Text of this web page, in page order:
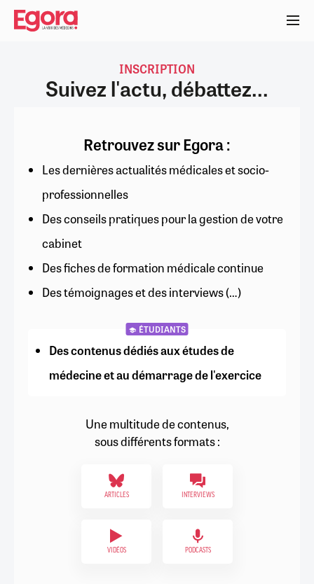
Aller
contenu
INSCRIPTION
Suivez l'actu, débattez...
Retrouvez sur Egora :
Les dernières actualités médicales et socio-
professionnelles
Des conseils pratiques pour la gestion de votre
cabinet
Des fiches de formation médicale continue
Des témoignages et des interviews (…)
ÉTUDIANTS
Des contenus dédiés aux études de
médecine et au démarrage de l'exercice
Une multitude de contenus,
sous différents formats :
ARTICLES INTERVIEWS
VIDÉOS PODCASTS